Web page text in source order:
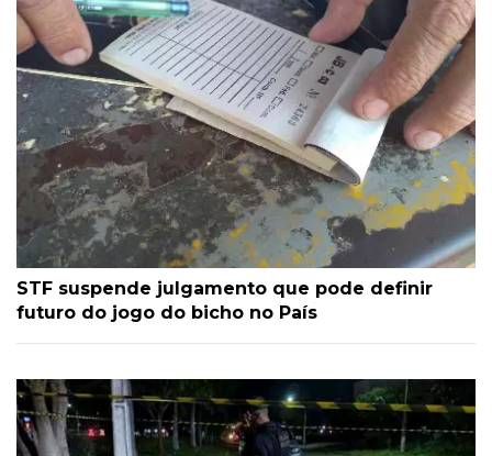
STF suspende julgamento que pode definir
futuro do jogo do bicho no País